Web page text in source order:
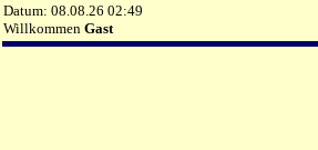
Datum: 08.08.26 02:49
Willkommen Gast